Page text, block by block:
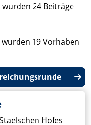
24 Beiträge
19 Vorhaben
Hofes